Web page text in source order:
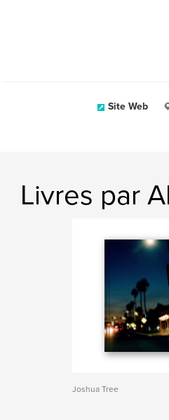
Site Web
Livres par
Joshua Tree